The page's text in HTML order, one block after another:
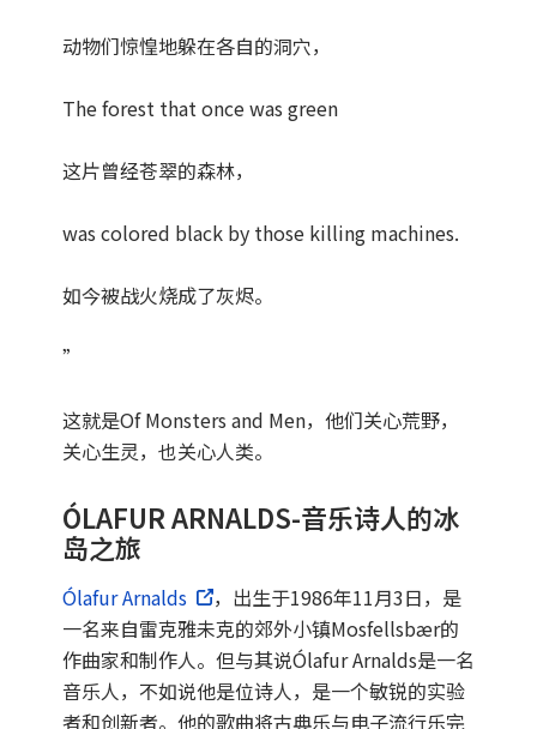
动物们惊惶地躲在各自的洞穴，
The forest that once was green
这片曾经苍翠的森林，
was colored black by those killing machines.
如今被战火烧成了灰烬。
”
这就是Of Monsters and Men，他们关心荒野，
关心生灵，也关心人类。
ÓLAFUR ARNALDS-音乐诗人的冰
岛之旅
Ólafur Arnalds
，出生于1986年11月3日，是
一名来自雷克雅未克的郊外小镇Mosfellsbær的
作曲家和制作人。但与其说Ólafur Arnalds是一名
音乐人，不如说他是位诗人，是一个敏锐的实验
者和创新者。他的歌曲将古典乐与电子流行乐完